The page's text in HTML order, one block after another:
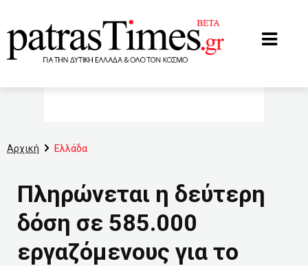
Αρχική Ελλάδα
Πληρώνεται η δεύτερη
δόση σε 585.000
εργαζόμενους για το